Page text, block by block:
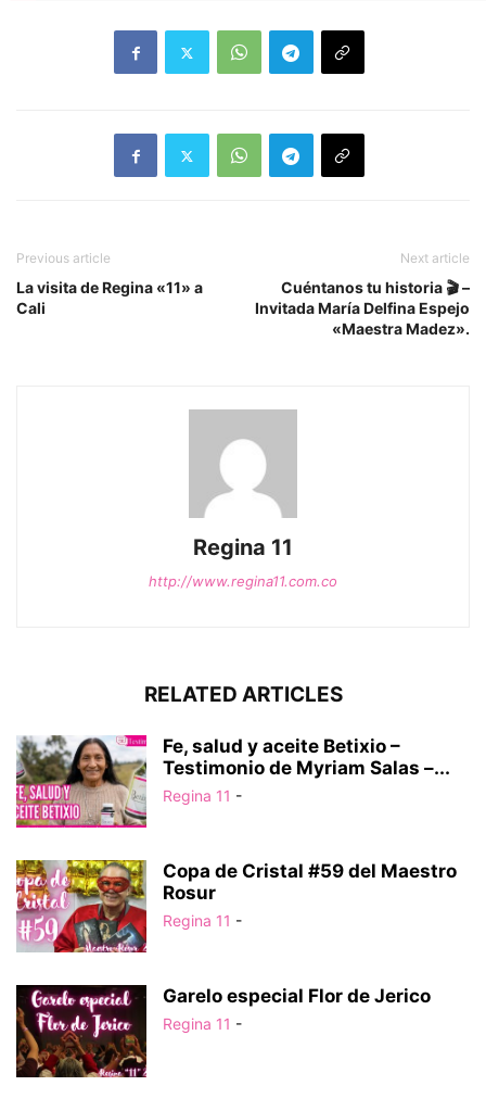
Previous article
La visita de Regina «11» a
Cali
Next article
Cuéntanos tu historia 🎬 –
Invitada María Delfina Espejo
«Maestra Madez».
Regina 11
http://www.regina11.com.co
RELATED ARTICLES
Fe, salud y aceite Betixio –
Testimonio de Myriam Salas –...
Regina 11 -
Copa de Cristal #59 del Maestro
Rosur
Regina 11 -
Garelo especial Flor de Jerico
Regina 11 -